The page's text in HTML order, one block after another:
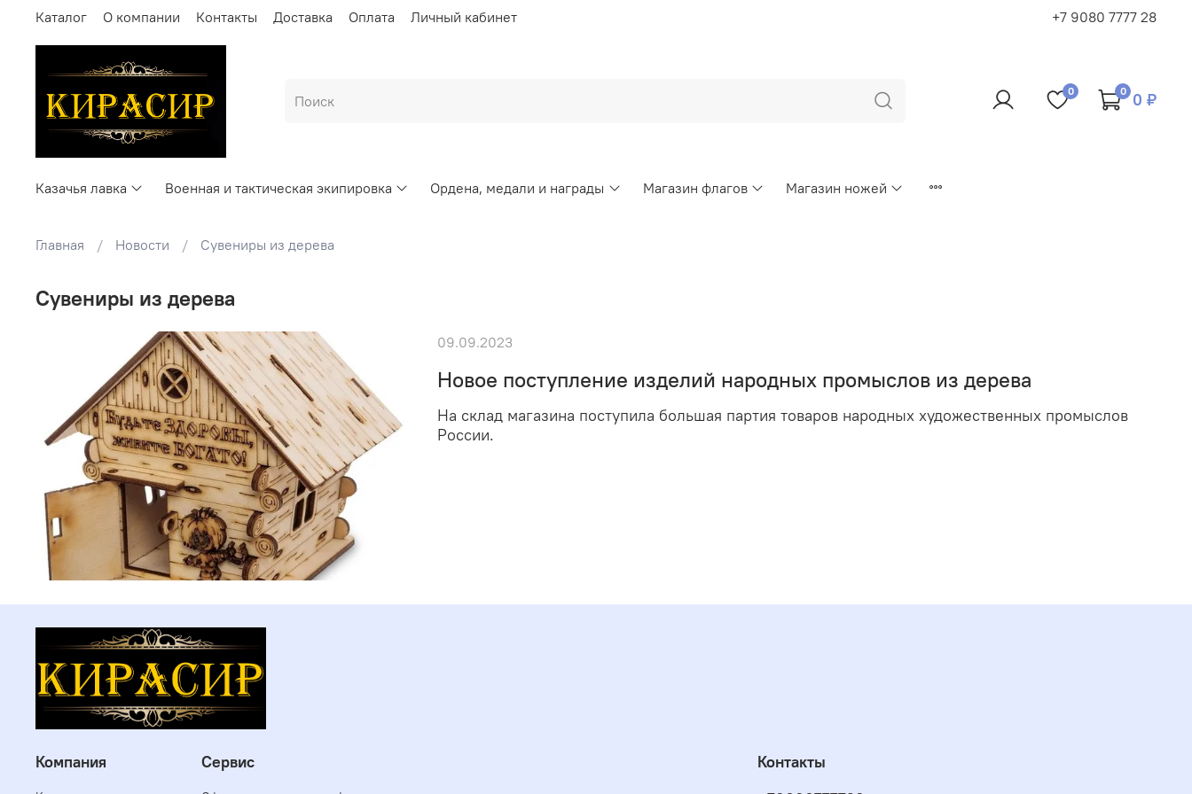
Каталог О компании Контакты Доставка Оплата Личный кабинет +7 9080 7777 28
0 0 0 ₽
Казачья лавка Военная и тактическая экипировка Ордена, медали и награды Магазин флагов Магазин ножей
Главная Новости Сувениры из дерева
Сувениры из дерева
Новое поступление изделий народных промыслов из дерева
На склад магазина поступила большая партия товаров народных художественных промыслов
России.
09.09.2023
Компания Сервис
Контакты